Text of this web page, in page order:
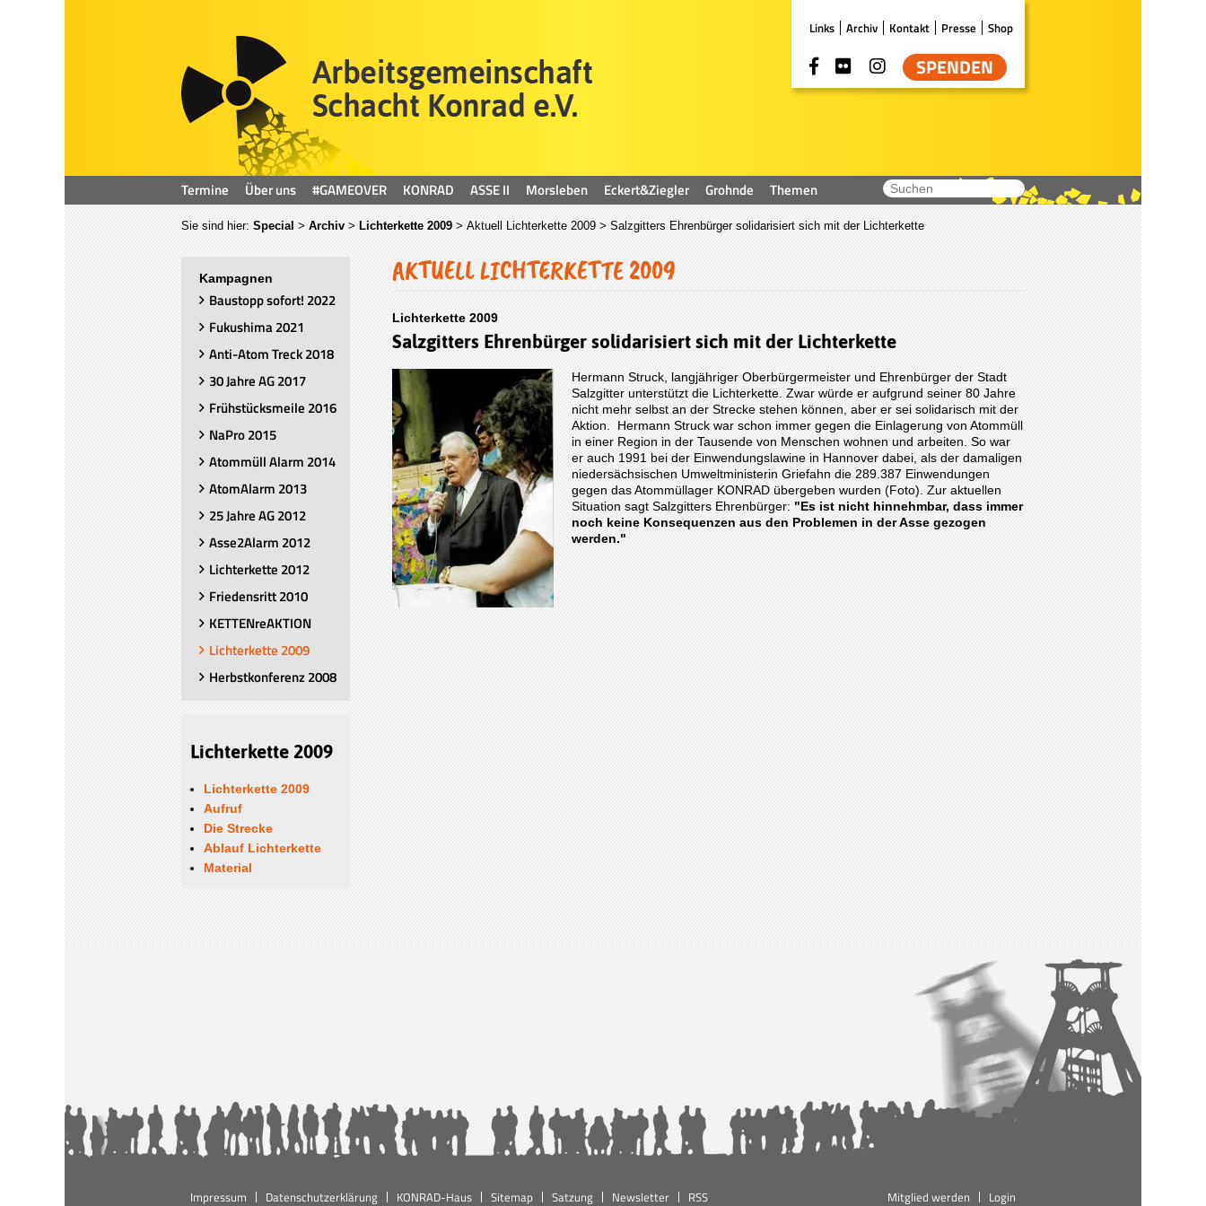
Links Archiv Kontakt Presse Shop
SPENDEN
Termine Über uns #GAMEOVER KONRAD ASSE II Morsleben Eckert&Ziegler Grohnde Themen
Sie sind hier: Special > Archiv > Lichterkette 2009 > Aktuell Lichterkette 2009 > Salzgitters Ehrenbürger solidarisiert sich mit der Lichterkette
Kampagnen
Baustopp sofort! 2022
Fukushima 2021
Anti-Atom Treck 2018
30 Jahre AG 2017
Frühstücksmeile 2016
NaPro 2015
Atommüll Alarm 2014
AtomAlarm 2013
25 Jahre AG 2012
Asse2Alarm 2012
Lichterkette 2012
Friedensritt 2010
KETTENreAKTION
Lichterkette 2009
Herbstkonferenz 2008
Lichterkette 2009
Lichterkette 2009
Aufruf
Die Strecke
Ablauf Lichterkette
Material
AKTUELL LICHTERKETTE 2009
Lichterkette 2009
Salzgitters Ehrenbürger solidarisiert sich mit der Lichterkette
Hermann Struck, langjähriger Oberbürgermeister und Ehrenbürger der Stadt
Salzgitter unterstützt die Lichterkette. Zwar würde er aufgrund seiner 80 Jahre
nicht mehr selbst an der Strecke stehen können, aber er sei solidarisch mit der
Aktion. Hermann Struck war schon immer gegen die Einlagerung von Atommüll
in einer Region in der Tausende von Menschen wohnen und arbeiten. So war
er auch 1991 bei der Einwendungslawine in Hannover dabei, als der damaligen
niedersächsischen Umweltministerin Griefahn die 289.387 Einwendungen
gegen das Atommüllager KONRAD übergeben wurden (Foto). Zur aktuellen
Situation sagt Salzgitters Ehrenbürger: "Es ist nicht hinnehmbar, dass immer
noch keine Konsequenzen aus den Problemen in der Asse gezogen
werden."
Impressum Datenschutzerklärung KONRAD-Haus Sitemap Satzung Newsletter RSS Mitglied werden Login